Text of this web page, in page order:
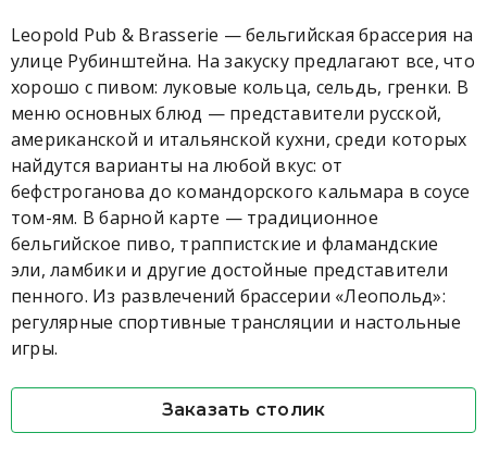
Leopold Pub & Brasserie — бельгийская брассерия на
улице Рубинштейна. На закуску предлагают все, что
хорошо с пивом: луковые кольца, сельдь, гренки. В
меню основных блюд — представители русской,
американской и итальянской кухни, среди которых
найдутся варианты на любой вкус: от
бефстроганова до командорского кальмара в соусе
том-ям. В барной карте — традиционное
бельгийское пиво, траппистские и фламандские
эли, ламбики и другие достойные представители
пенного. Из развлечений брассерии «Леопольд»:
регулярные спортивные трансляции и настольные
игры.
Заказать столик